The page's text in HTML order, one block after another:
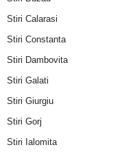
Stiri Calarasi
Stiri Constanta
Stiri Dambovita
Stiri Galati
Stiri Giurgiu
Stiri Gorj
Stiri Ialomita